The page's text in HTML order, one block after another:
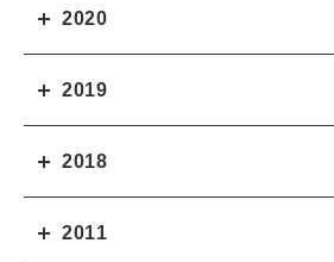
2020
2019
2018
2011